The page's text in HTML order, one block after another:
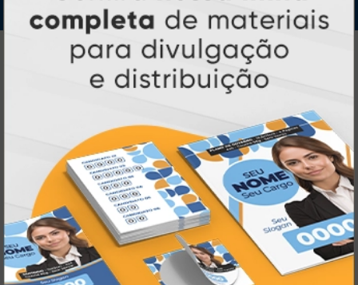
IMPRA INDUSTRIA GRAFICA LTDA | CNPJ: 28.045.354/0002-52
Atual Card © 2026. Todos os direitos reservados.
Atual Card: A Gráfica Pioneira em
Atual Card é referência em impressão
gráfica online no Brasil, oferecendo uma
ampla variedade de produtos e soluções para
atender profissionais autônomos, empresas e
revendedores gráficos. Comquase três
décadas de experiência, somos pioneiros no
segmento deimpressão sob demanda,
investindo continuamente em
tecnologia,
inovação e personalizaçãopara entregar
qualidade, agilidade e a melhor
experiência
aos nossos clientes.